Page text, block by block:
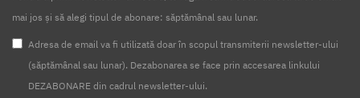
mai jos și să alegi tipul de abonare: săptămânal sau lunar.
Adresa de email va fi utilizată doar în scopul transmiterii newsletter-ului
(săptămânal sau lunar). Dezabonarea se face prin accesarea linkului
DEZABONARE din cadrul newsletter-ului.